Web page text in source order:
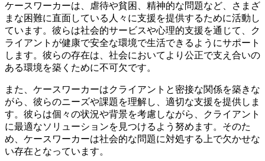
ケースワーカーは、虐待や貧困、精神的な問題など、さまざ
まな困難に直面している人々に支援を提供するために活動し
ています。彼らは社会的サービスや心理的支援を通じて、ク
ライアントが健康で安全な環境で生活できるようにサポート
します。彼らの存在は、社会においてより公正で支え合いの
ある環境を築くために不可欠です。
また、ケースワーカーはクライアントと密接な関係を築きな
がら、彼らのニーズや課題を理解し、適切な支援を提供しま
す。彼らは個々の状況や背景を考慮しながら、クライアント
に最適なソリューションを見つけるよう努めます。そのた
め、ケースワーカーは社会的な問題に対処する上で欠かせな
い存在となっています。